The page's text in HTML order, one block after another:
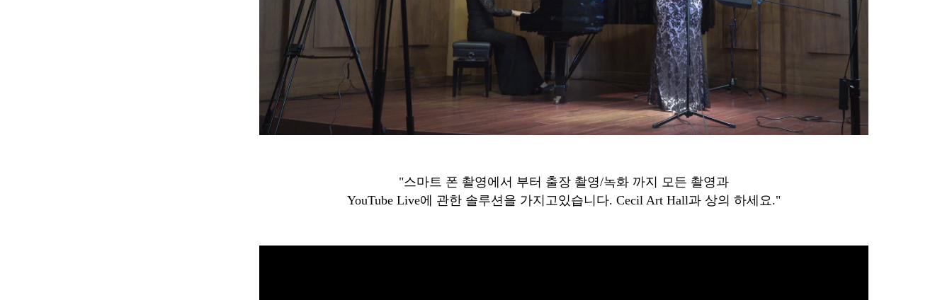
"스마트 폰 촬영에서 부터 출장 촬영/녹화 까지 모든 촬영과
YouTube Live에 관한 솔루션을 가지고있습니다. Cecil Art Hall과 상의 하세요."